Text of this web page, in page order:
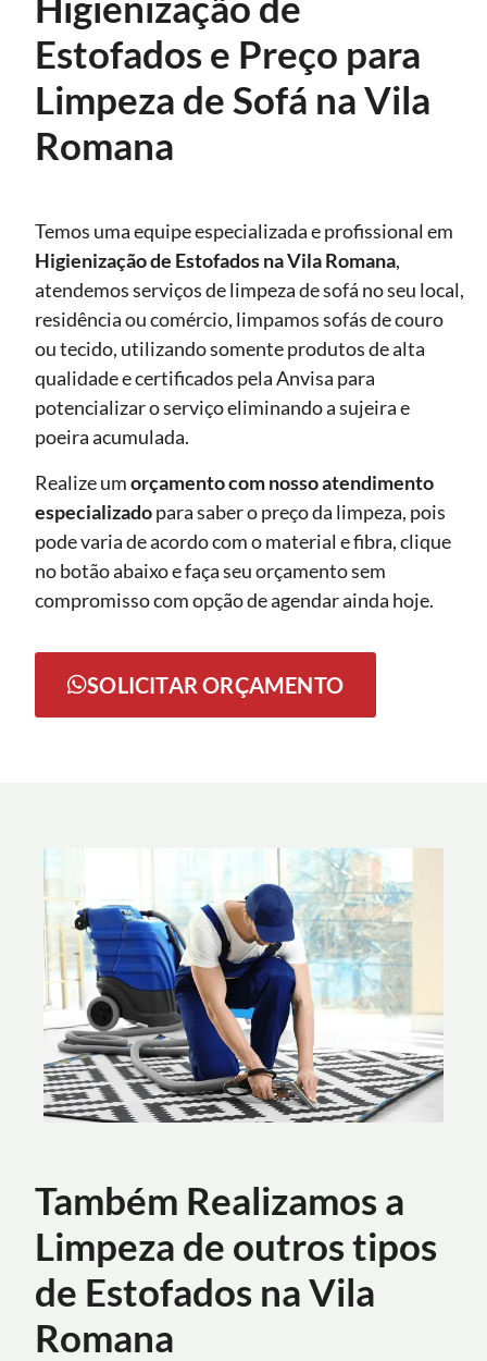
Estofados e Preço para
Limpeza de Sofá na Vila
Romana
Temos uma equipe especializada e profissional em
Higienização de Estofadosna Vila Romana,
atendemos serviços de limpeza de sofá no seu local,
residência ou comércio, limpamos sofás de couro
ou tecido, utilizando somente produtos de alta
qualidade e certificados pela Anvisa para
potencializar o serviço eliminando a sujeira e
poeira acumulada.
Realize umorçamento com nosso atendimento
especializadopara saber o preço da limpeza, pois
pode varia de acordo com o material e fibra, clique
no botão abaixo e faça seu orçamento sem
compromisso com opção de agendar ainda hoje.
SOLICITAR ORÇAMENTO
Também Realizamos a
Limpeza de outros tipos
de Estofados na Vila
Romana